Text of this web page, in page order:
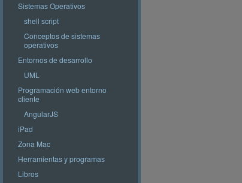
Sistemas Operativos
shell script
Conceptos de sistemas
operativos
Entornos de desarrollo
UML
Programación web entorno
cliente
AngularJS
iPad
Zona Mac
Herramientas y programas
Libros